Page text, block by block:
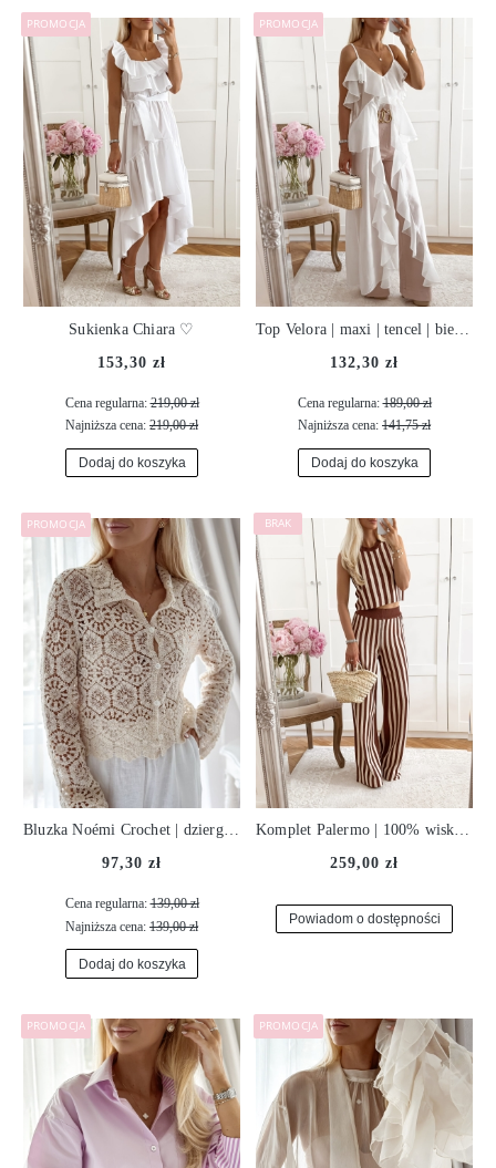
Sukienka Chiara ♡
153,30 zł
Cena regularna:219,00 zł
Najniższa cena: 219,00 zł
Dodaj do koszyka
PROMOCJA
Top Velora | maxi | tencel | biel ♡
132,30 zł
Cena regularna:189,00 zł
Najniższa cena: 141,75 zł
Dodaj do koszyka
PROMOCJA
Bluzka Noémi Crochet | dziergana ♡
97,30 zł
Cena regularna:139,00 zł
Najniższa cena: 139,00 zł
Dodaj do koszyka
PROMOCJA
Komplet Palermo | 100% wiskoza ♡
259,00 zł
Powiadom o dostępności
PROMOCJA PROMOCJA